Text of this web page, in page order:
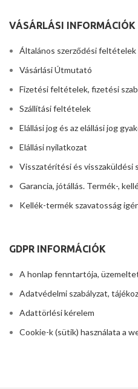
VÁSÁRLÁSI INFORMÁCIÓK
Általános szerződési feltételek
Vásárlási Útmutató
Fizetési feltételek, fizetési
Szállítási feltételek
Elállási jog és az elállási jog
Elállási nyilatkozat
Visszatérítési és visszaküldési
Garancia, jótállás. Termék-,
Kellék-termék szavatosság
GDPR INFORMÁCIÓK
A honlap fenntartója,
Adatvédelmi szabályzat,
Adattörlési kérelem
Cookie-k (sütik) használata a